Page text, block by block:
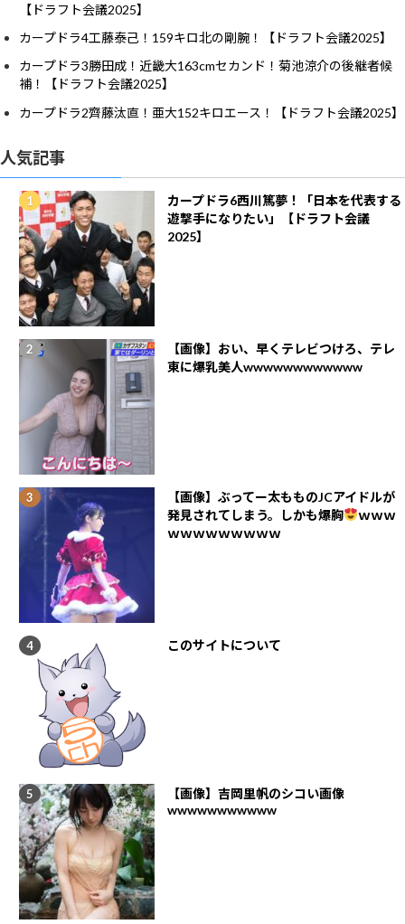
【ドラフト会議2025】
カープドラ4工藤泰己！159キロ北の剛腕！【ドラフト会議2025】
カープドラ3勝田成！近畿大163cmセカンド！菊池涼介の後継者候
補！【ドラフト会議2025】
カープドラ2齊藤汰直！亜大152キロエース！【ドラフト会議2025】
人気記事
カープドラ6西川篤夢！「日本を代表する
遊撃手になりたい」【ドラフト会議
2025】
【画像】おい、早くテレビつけろ、テレ
東に爆乳美人wwwwwwwwwwww
【画像】ぶってー太もものJCアイドルが
発見されてしまう。しかも爆胸
ｗｗｗ
ｗｗｗｗｗｗｗｗｗ
このサイトについて
【画像】吉岡里帆のシコい画像
wwwwwwwwwww